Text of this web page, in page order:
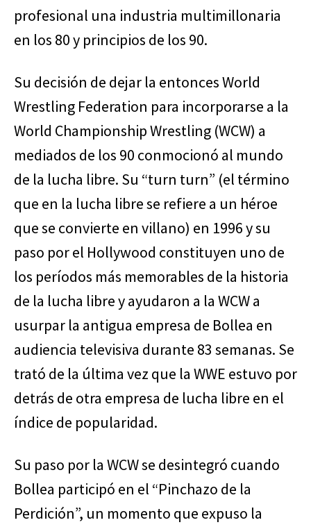
profesional una industria multimillonaria
en los 80 y principios de los 90.
Su decisión de dejar la entonces World
Wrestling Federation para incorporarse a la
World Championship Wrestling (WCW) a
mediados de los 90 conmocionó al mundo
de la lucha libre. Su “turn turn” (el término
que en la lucha libre se refiere a un héroe
que se convierte en villano) en 1996 y su
paso por el Hollywood constituyen uno de
los períodos más memorables de la historia
de la lucha libre y ayudaron a la WCW a
usurpar la antigua empresa de Bollea en
audiencia televisiva durante 83 semanas. Se
trató de la última vez que la WWE estuvo por
detrás de otra empresa de lucha libre en el
índice de popularidad.
Su paso por la WCW se desintegró cuando
Bollea participó en el “Pinchazo de la
Perdición”, un momento que expuso la